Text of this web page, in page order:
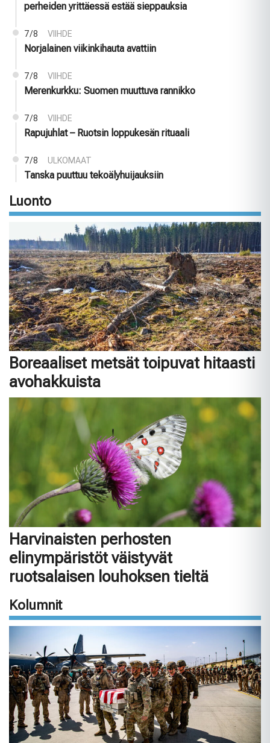
perheiden yrittäessä estää sieppauksia
7/8 VIIHDE
Norjalainen viikinkihauta avattiin
7/8 VIIHDE
Merenkurkku: Suomen muuttuva rannikko
7/8 VIIHDE
Rapujuhlat – Ruotsin loppukesän rituaali
7/8 ULKOMAAT
Tanska puuttuu tekoälyhuijauksiin
Luonto
Boreaaliset metsät toipuvat hitaasti
avohakkuista
Harvinaisten perhosten
elinympäristöt väistyvät
ruotsalaisen louhoksen tieltä
Kolumnit